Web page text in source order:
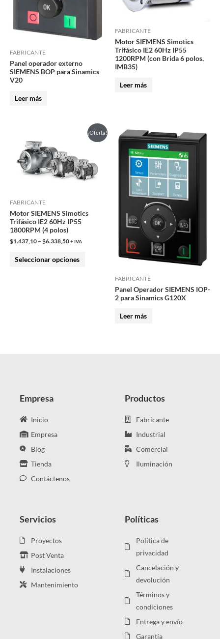
FABRICANTE
Panel operador externo
SIEMENS BOP para Sinamics
V20
Leer más
FABRICANTE
Motor SIEMENS Simotics
Trifásico IE2 60Hz IP55
1200RPM (con Brida 6 polos,
IMB35)
Leer más
¡Oferta!
FABRICANTE
Motor SIEMENS Simotics
Trifásico IE2 60Hz IP55
1800RPM (4 polos)
$1.437,10 – $6.338,50+ IVA
Seleccionar opciones
Este
producto
múltiples
variantes.
se
FABRICANTE
Panel Operador SIEMENS IOP-
2 para Sinamics G120X
Leer más
Empresa
Inicio
Empresa
Blog
Tienda
Contáctenos
Productos
Fabricante
Industrial
Comercial
Iluminación
Servicios
Proyectos
Post Venta
Instalaciones
Mantenimiento
Políticas
Politica de
privacidad
Cancelación y
devolución
Términos y
condiciones
Entrega y envío
Garantía